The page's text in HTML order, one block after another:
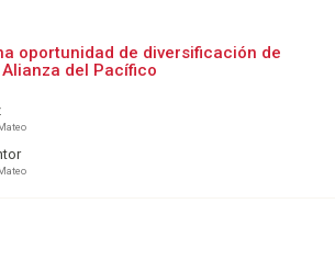
oportunidad de diversificación de
del Pacífico